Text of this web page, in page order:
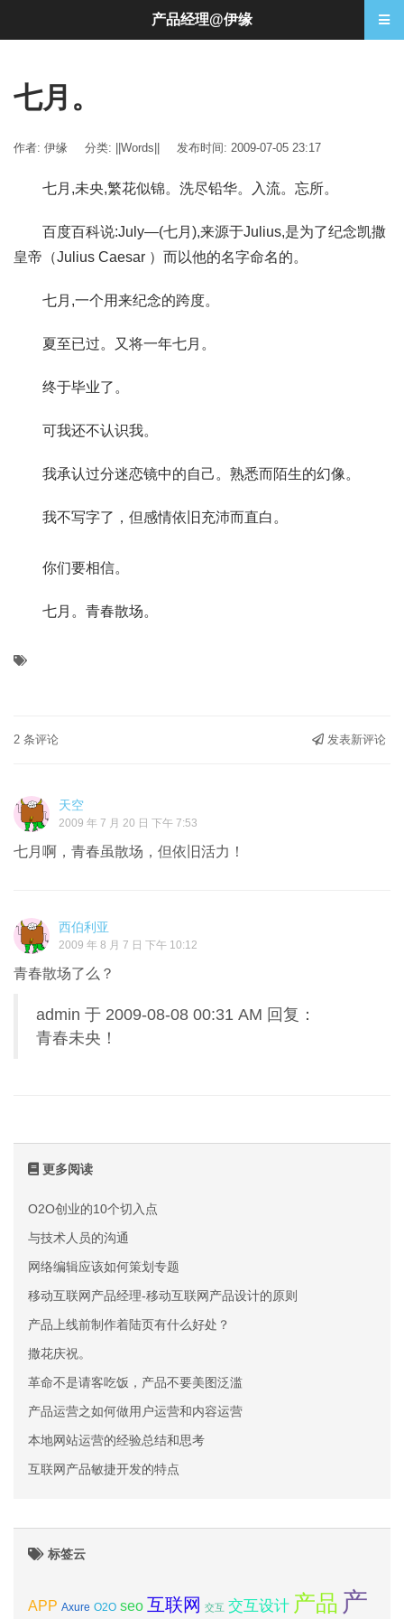
七月。
作者: 伊缘 分类: ||Words|| 发布时间: 2009-07-05 23:17
七月,未央,繁花似锦。洗尽铅华。入流。忘所。
百度百科说:July—(七月),来源于Julius,是为了纪念凯撒
皇帝（Julius Caesar ）而以他的名字命名的。
七月,一个用来纪念的跨度。
夏至已过。又将一年七月。
终于毕业了。
可我还不认识我。
我承认过分迷恋镜中的自己。熟悉而陌生的幻像。
我不写字了，但感情依旧充沛而直白。
你们要相信。
七月。青春散场。
2 条评论 发表新评论
天空
2009 年 7 月 20 日 下午 7:53
七月啊，青春虽散场，但依旧活力！
西伯利亚
2009 年 8 月 7 日 下午 10:12
青春散场了么？
admin 于 2009-08-08 00:31 AM 回复：
青春未央！
更多阅读
O2O创业的10个切入点
与技术人员的沟通
网络编辑应该如何策划专题
移动互联网产品经理-移动互联网产品设计的原则
产品上线前制作着陆页有什么好处？
撒花庆祝。
革命不是请客吃饭，产品不要美图泛滥
产品运营之如何做用户运营和内容运营
本地网站运营的经验总结和思考
互联网产品敏捷开发的特点
标签云
APP Axure O2O seo 互联网 交互 交互设计 产品 产
产品经理@伊缘